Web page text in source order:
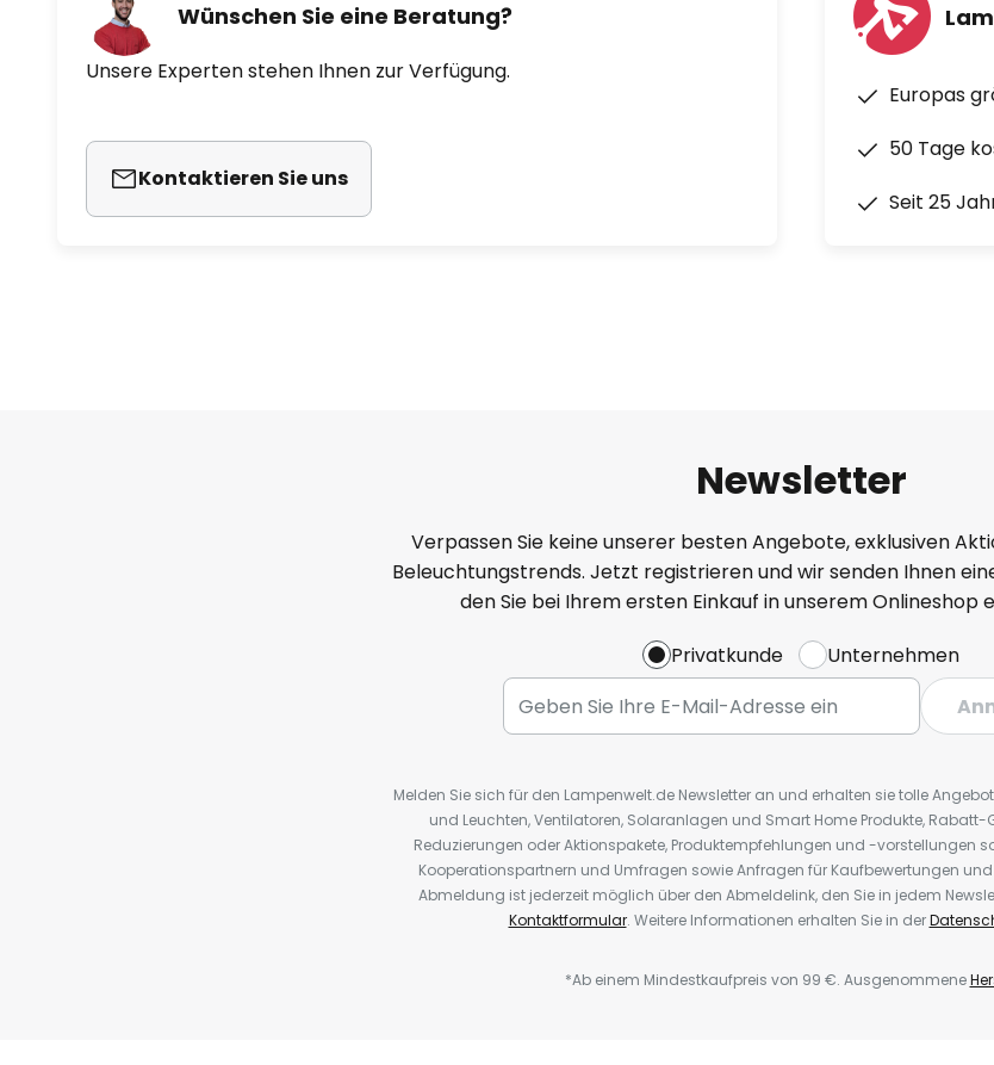
Wünschen Sie eine Beratung?
Unsere Experten stehen Ihnen zur Verfügung.
Kontaktieren Sie uns
Europas
50 Tage
Seit 25
Newsletter
Verpassen Sie keine unserer besten Angebote, exklusiven
Beleuchtungstrends. Jetzt registrieren und wir senden Ihnen
den Sie bei Ihrem ersten Einkauf in unserem Onlineshop
Privatkunde
Unternehmen
Melden Sie sich für den Lampenwelt.de Newsletter an und erhalten sie tolle
und Leuchten, Ventilatoren, Solaranlagen und Smart Home Produkte, Rabatt-
Reduzierungen oder Aktionspakete, Produktempfehlungen und -vorstellungen
Kooperationspartnern und Umfragen sowie Anfragen für Kaufbewertungen
Abmeldung ist jederzeit möglich über den Abmeldelink, den Sie in jedem
Kontaktformular. Weitere Informationen erhalten Sie in der
*Ab einem Mindestkaufpreis von 99 €. Ausgenommene